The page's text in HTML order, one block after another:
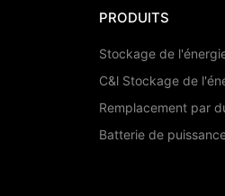
PRODUITS
Stockage de
C&l Stockage de
Remplacement par
Batterie de